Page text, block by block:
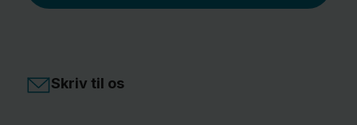
Skriv til os